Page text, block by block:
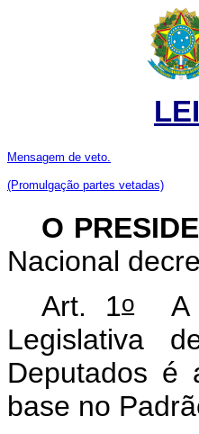
Mensagem de veto.
(Promulgação partes vetadas)
O
Nacional
Art. 1oA
Legislativa
Deputados é
base no